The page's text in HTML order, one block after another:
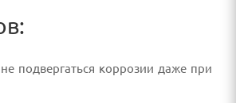
подвергаться коррозии даже при